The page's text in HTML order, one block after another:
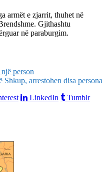
armët e zjarrit, thuhet në
Gjithashtu
në paraburgim.
person
arrestohen disa persona
LinkedIn
Tumblr